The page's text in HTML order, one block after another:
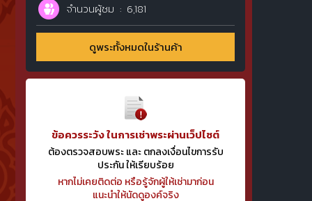
จำนวนผู้ชม 6,181
ดูพระทั้งหมดในร้านค้า
ข้อควรระวัง ในการเช่าพระผ่านเว็ปไซต์
ต้องตรวจสอบพระ และ ตกลงเงื่อนไขการรับ
ประกัน ให้เรียบร้อย
หากไม่เคยติดต่อ หรือรู้จักผู้ให้เช่ามาก่อน
แนะนำให้นัดดูองค์จริง